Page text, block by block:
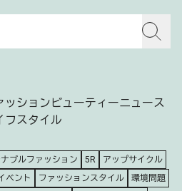
ッションビューティーニュース
フスタイル
ブルファッション 5R
アップサイクル
ベント ファッションスタイル
環境問題